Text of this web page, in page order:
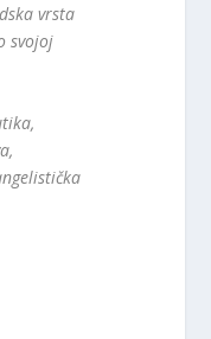
vrsta
svojoj